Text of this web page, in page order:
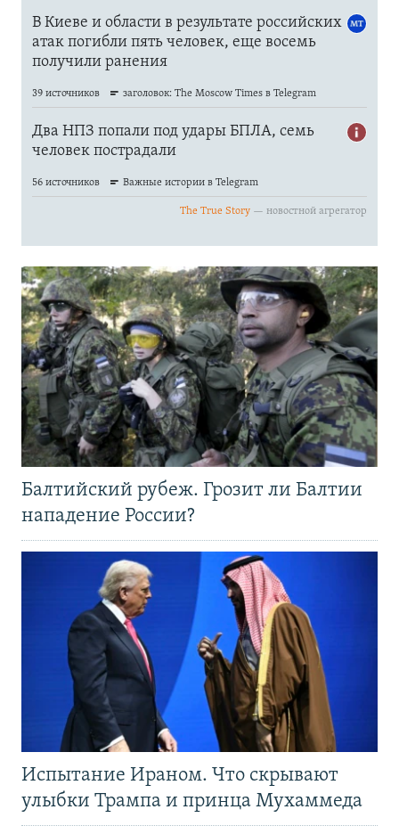
Балтийский рубеж. Грозит ли Балтии
нападение России?
Испытание Ираном. Что скрывают
улыбки Трампа и принца Мухаммеда